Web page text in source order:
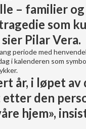
– familier
som
sier Pilar Vera.
periode med
i kalenderen som
år, i løpet
den
hjem»,